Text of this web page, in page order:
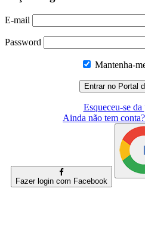
E-mail
Password
Mantenha-
Esqueceu-se da
Ainda não tem
Fazer login com Facebook